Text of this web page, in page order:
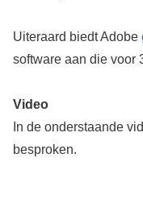
Uiteraard biedt Adobe
software aan die voor
Video
In de onderstaande
besproken.